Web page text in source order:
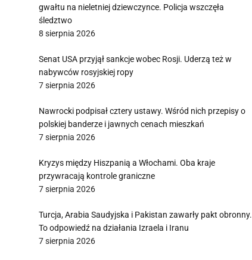
gwałtu na nieletniej dziewczynce. Policja wszczęła
śledztwo
8 sierpnia 2026
Senat USA przyjął sankcje wobec Rosji. Uderzą też w
nabywców rosyjskiej ropy
7 sierpnia 2026
Nawrocki podpisał cztery ustawy. Wśród nich przepisy o
polskiej banderze i jawnych cenach mieszkań
7 sierpnia 2026
Kryzys między Hiszpanią a Włochami. Oba kraje
przywracają kontrole graniczne
7 sierpnia 2026
Turcja, Arabia Saudyjska i Pakistan zawarły pakt obronny.
To odpowiedź na działania Izraela i Iranu
7 sierpnia 2026